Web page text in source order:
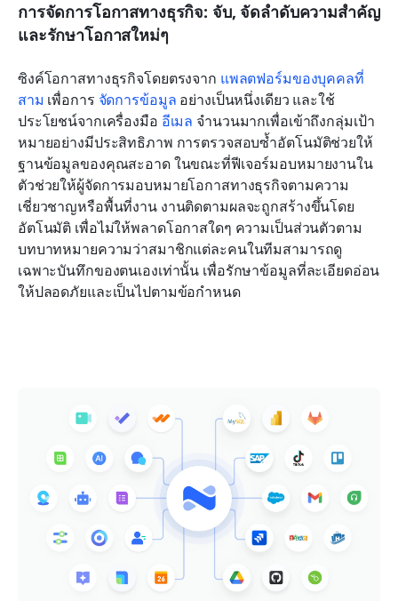
การจัดการโอกาสทางธุรกิจ: จับ, จัดลำดับความสำคัญ
และรักษาโอกาสใหม่ๆ
ซิงค์โอกาสทางธุรกิจโดยตรงจาก แพลตฟอร์มของบุคคลที่
สาม เพื่อการ จัดการข้อมูล อย่างเป็นหนึ่งเดียว และใช้
ประโยชน์จากเครื่องมือ อีเมล จำนวนมากเพื่อเข้าถึงกลุ่มเป้า
หมายอย่างมีประสิทธิภาพ การตรวจสอบซ้ำอัตโนมัติช่วยให้
ฐานข้อมูลของคุณสะอาด ในขณะที่ฟีเจอร์มอบหมายงานใน
ตัวช่วยให้ผู้จัดการมอบหมายโอกาสทางธุรกิจตามความ
เชี่ยวชาญหรือพื้นที่งาน งานติดตามผลจะถูกสร้างขึ้นโดย
อัตโนมัติ เพื่อไม่ให้พลาดโอกาสใดๆ ความเป็นส่วนตัวตาม
บทบาทหมายความว่าสมาชิกแต่ละคนในทีมสามารถดู
เฉพาะบันทึกของตนเองเท่านั้น เพื่อรักษาข้อมูลที่ละเอียดอ่อน
ให้ปลอดภัยและเป็นไปตามข้อกำหนด